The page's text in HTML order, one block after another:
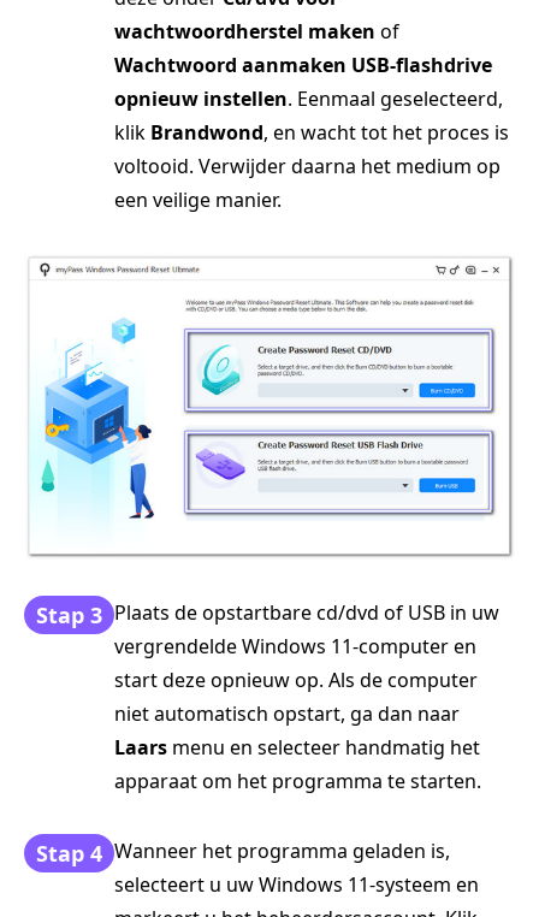
wachtwoordherstel maken of
Wachtwoord aanmaken USB-flashdrive
opnieuw instellen. Eenmaal geselecteerd,
klik Brandwond, en wacht tot het proces is
voltooid. Verwijder daarna het medium op
een veilige manier.
Stap 3 Plaats de opstartbare cd/dvd of USB in uw
vergrendelde Windows 11-computer en
start deze opnieuw op. Als de computer
niet automatisch opstart, ga dan naar
Laars menu en selecteer handmatig het
apparaat om het programma te starten.
Stap 4 Wanneer het programma geladen is,
selecteert u uw Windows 11-systeem en